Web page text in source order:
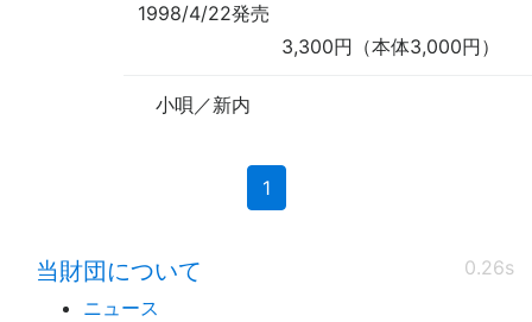
1998/4/22発売
3,300円（本体3,000円）
小唄／新内
1(current)
0.26s
当財団について
ニュース